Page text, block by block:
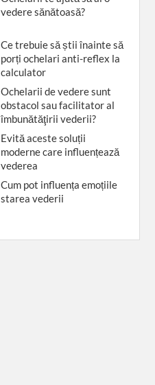
vedere sănătoasă?
Ce trebuie să știi înainte să
porți ochelari anti-reflex la
calculator
Ochelarii de vedere sunt
obstacol sau facilitator al
îmbunătăţirii vederii?
Evită aceste soluții
moderne care influențează
vederea
Cum pot influența emoțiile
starea vederii